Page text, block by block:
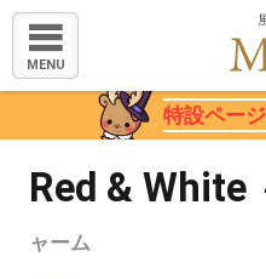
MENU
特設ページ
Red & White
ャーム